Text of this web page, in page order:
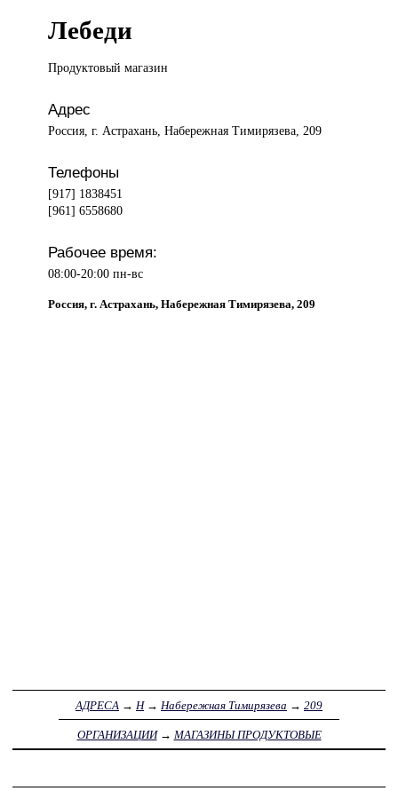
Лебеди
Продуктовый магазин
Адрес
Россия, г. Астрахань, Набережная Тимирязева, 209
Телефоны
[917] 1838451
[961] 6558680
Рабочее время:
08:00-20:00 пн-вс
Россия, г. Астрахань, Набережная Тимирязева, 209
АДРЕСА → Н→ Набережная Тимирязева → 209
ОРГАНИЗАЦИИ→ МАГАЗИНЫ ПРОДУКТОВЫЕ